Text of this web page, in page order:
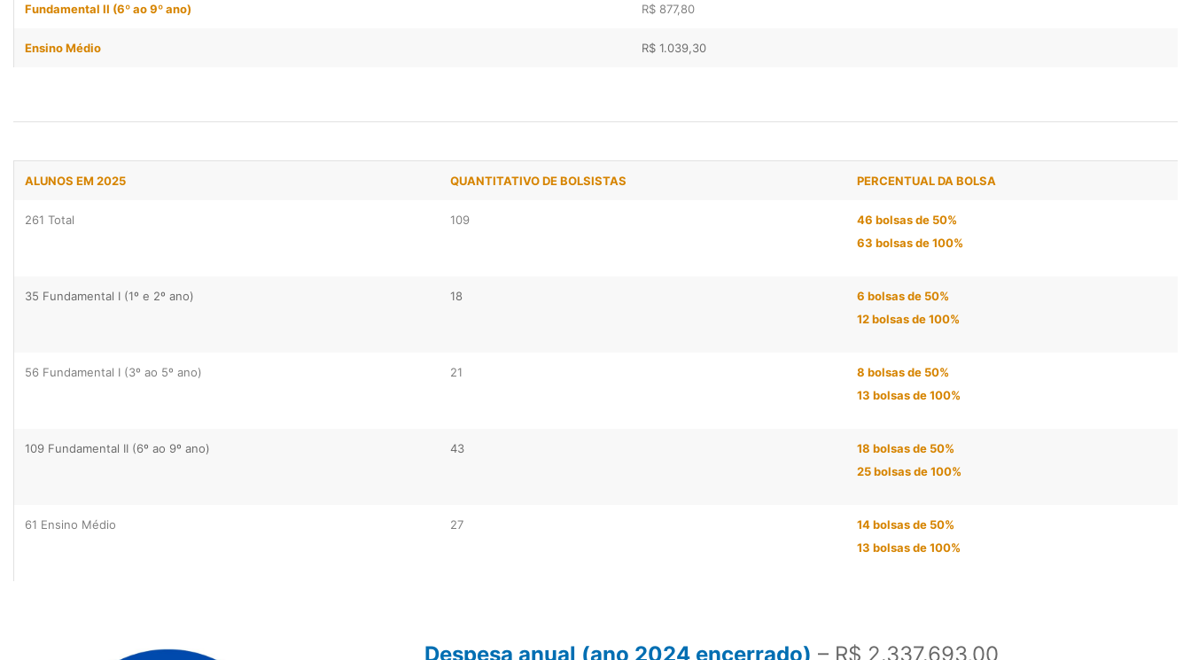
Fundamental II (6º ao 9º ano) R$ 877,80
Ensino Médio R$ 1.039,30
ALUNOS EM 2025 QUANTITATIVO DE BOLSISTAS PERCENTUAL DA BOLSA
261 Total 109
46 bolsas de 50%
63 bolsas de 100%
35 Fundamental I (1º e 2º ano) 18
6 bolsas de 50%
12 bolsas de 100%
56 Fundamental I (3º ao 5º ano) 21
8 bolsas de 50%
13 bolsas de 100%
109 Fundamental II (6º ao 9º ano) 43
18 bolsas de 50%
25 bolsas de 100%
61 Ensino Médio 27
14 bolsas de 50%
13 bolsas de 100%
Despesa anual (ano 2024 encerrado) – R$ 2.337.693,00